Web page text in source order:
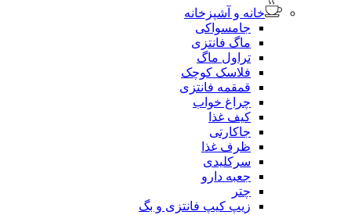
خانه و آشپزخانه
جامسواکی
ماگ فانتزی
تراول ماگ
فلاسک کوچک
قمقمه فانتزی
چراغ خواب
کیف غذا
جاکارتی
ظرف غذا
سرکلیدی
جعبه دارو
چتر
زیپ کیپ فانتزی و بگ